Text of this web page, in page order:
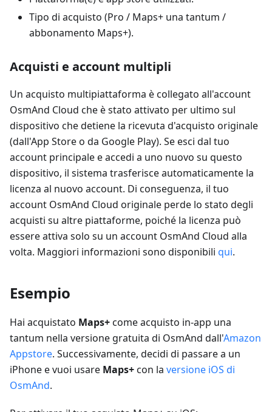
Tipo di acquisto (Pro / Maps+ una tantum /
abbonamento Maps+).
Acquisti e account multipli
Un acquisto multipiattaforma è collegato all'account
OsmAnd Cloud che è stato attivato per ultimo sul
dispositivo che detiene la ricevuta d'acquisto originale
(dall'App Store o da Google Play). Se esci dal tuo
account principale e accedi a uno nuovo su questo
dispositivo, il sistema trasferisce automaticamente la
licenza al nuovo account. Di conseguenza, il tuo
account OsmAnd Cloud originale perde lo stato degli
acquisti su altre piattaforme, poiché la licenza può
essere attiva solo su un account OsmAnd Cloud alla
volta. Maggiori informazioni sono disponibili qui.
Esempio
Hai acquistato Maps+come acquisto in-app una
tantum nella versione gratuita di OsmAnd dall'Amazon
Appstore. Successivamente, decidi di passare a un
iPhone e vuoi usare Maps+con la versione iOS di
OsmAnd.